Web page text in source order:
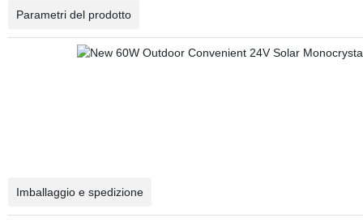
Parametri del prodotto
Imballaggio e spedizione